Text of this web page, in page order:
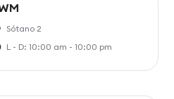
Sótano 2
L - D: 10:00 am - 10:00 pm